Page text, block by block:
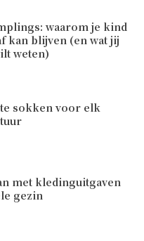
waarom je kind
kan blijven (en wat jij
weten)
sokken voor elk
met kledinguitgaven
gezin